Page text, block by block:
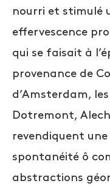
nourri et stimulé
effervescence
qui se faisait à
provenance de
d’Amsterdam,
Dotremont,
revendiquent
spontanéité ô
abstractions